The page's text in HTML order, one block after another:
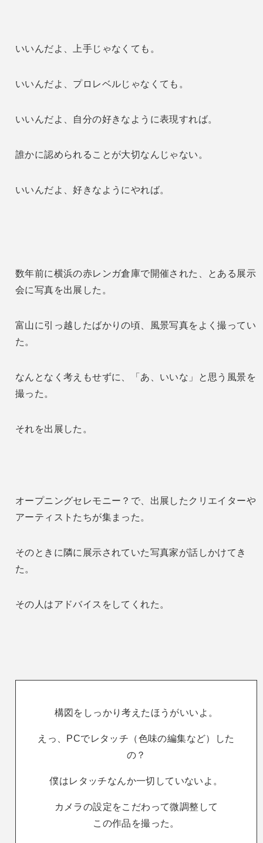
いいんだよ、上手じゃなくても。
いいんだよ、プロレベルじゃなくても。
いいんだよ、自分の好きなように表現すれば。
誰かに認められることが大切なんじゃない。
いいんだよ、好きなようにやれば。
数年前に横浜の赤レンガ倉庫で開催された、とある展示
会に写真を出展した。
富山に引っ越したばかりの頃、風景写真をよく撮ってい
た。
なんとなく考えもせずに、「あ、いいな」と思う風景を
撮った。
それを出展した。
オープニングセレモニー？で、出展したクリエイターや
アーティストたちが集まった。
そのときに隣に展示されていた写真家が話しかけてき
た。
その人はアドバイスをしてくれた。
構図をしっかり考えたほうがいいよ。
えっ、PCでレタッチ（色味の編集など）した
の？
僕はレタッチなんか一切していないよ。
カメラの設定をこだわって微調整して
この作品を撮った。